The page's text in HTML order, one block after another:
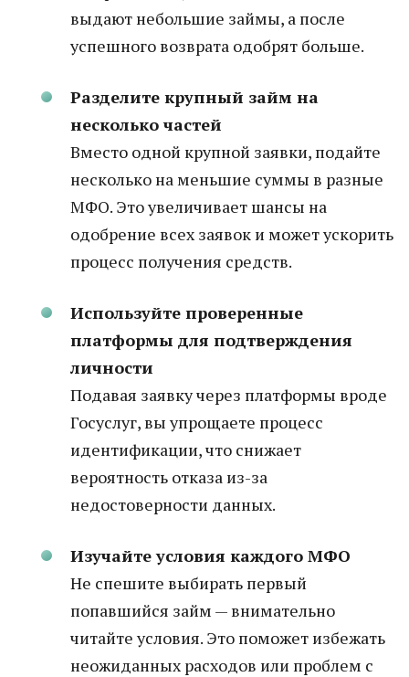
выдают небольшие займы, а после
успешного возврата одобрят больше.
Разделите крупный займ на
несколько частей
Вместо одной крупной заявки, подайте
несколько на меньшие суммы в разные
МФО. Это увеличивает шансы на
одобрение всех заявок и может ускорить
процесс получения средств.
Используйте проверенные
платформы для подтверждения
личности
Подавая заявку через платформы вроде
Госуслуг, вы упрощаете процесс
идентификации, что снижает
вероятность отказа из-за
недостоверности данных.
Изучайте условия каждого МФО
Не спешите выбирать первый
попавшийся займ — внимательно
читайте условия. Это поможет избежать
неожиданных расходов или проблем с